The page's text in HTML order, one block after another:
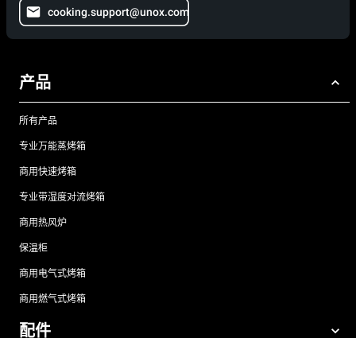
cooking.support@unox.com
产品
所有产品
专业万能蒸烤箱
商用快速烤箱
专业带湿度对流烤箱
商用热风炉
保温柜
商用电气式烤箱
商用燃气式烤箱
配件